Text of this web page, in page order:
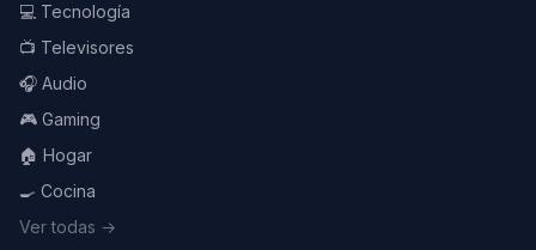
💻 Tecnología
📺 Televisores
🎧 Audio
🎮 Gaming
🏠 Hogar
🍳 Cocina
Ver todas →